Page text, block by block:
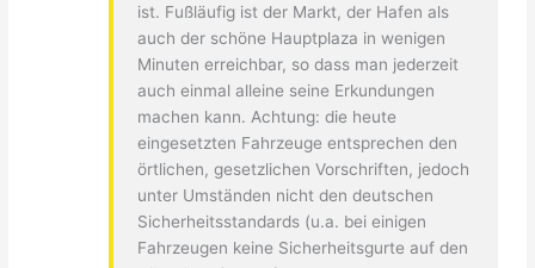
ist. Fußläufig ist der Markt, der Hafen als
auch der schöne Hauptplaza in wenigen
Minuten erreichbar, so dass man jederzeit
auch einmal alleine seine Erkundungen
machen kann. Achtung: die heute
eingesetzten Fahrzeuge entsprechen den
örtlichen, gesetzlichen Vorschriften, jedoch
unter Umständen nicht den deutschen
Sicherheitsstandards (u.a. bei einigen
Fahrzeugen keine Sicherheitsgurte auf den